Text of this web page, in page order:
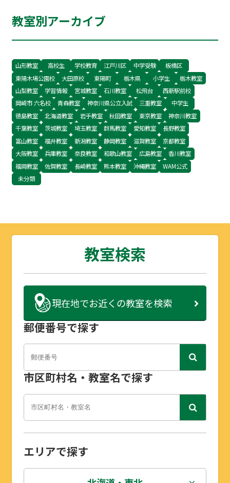
ーン盛り沢山でスタート致しております！ この
機会にぜひご入塾をご検討されてみてはいかがで
小中学校の皆さん、ここ個別指導Wam橿原神宮
前
教室別アーカイブ
山形教室 高校生 学校教育 江戸川区 中学受験
板橋区
東陽木場公園校
大田原校 東陽町 栃木県 小学生
栃木教室
山梨教室
学習情報 宮城教室 石川教室 松飛台
西新駅前校
岡崎市 六名校
青森教室 神奈川県公立入試 三重教室
中学生
徳島教室
北海道教室 岩手教室 秋田教室 東京教室
神奈川教室
千葉教室
茨城教室 埼玉教室 群馬教室 愛知教室
長野教室
富山教室
福井教室 新潟教室 静岡教室 滋賀教室
京都教室
大阪教室
兵庫教室 奈良教室 和歌山教室 広島教室
香川教室
福岡教室
佐賀教室 長崎教室 熊本教室 沖縄教室
WAM公式
未分類
教室検索
現在地でお近くの教室を検索
郵便番号で探す
市区町村名・教室名で探す
エリアで探す